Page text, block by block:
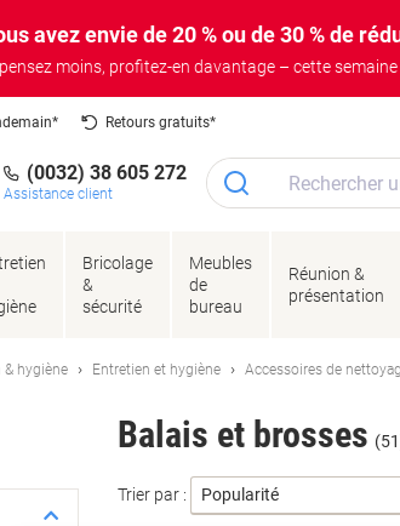
avez envie de 20 % ou de 30 % de
moins, profitez-en davantage – cette semaine
Retours gratuits*
(0032) 38 605 272
Assistance client
Bricolage
&
sécurité
Meubles
de
bureau
Réunion &
présentation
& hygiène Entretien et hygiène Accessoires de
Balais et brosses
Trier par :